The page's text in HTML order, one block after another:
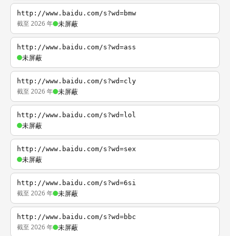
http://www.baidu.com/s?wd=bmw
截至 2026 年 未屏蔽
http://www.baidu.com/s?wd=ass
未屏蔽
http://www.baidu.com/s?wd=cly
截至 2026 年 未屏蔽
http://www.baidu.com/s?wd=lol
未屏蔽
http://www.baidu.com/s?wd=sex
未屏蔽
http://www.baidu.com/s?wd=6si
截至 2026 年 未屏蔽
http://www.baidu.com/s?wd=bbc
截至 2026 年 未屏蔽